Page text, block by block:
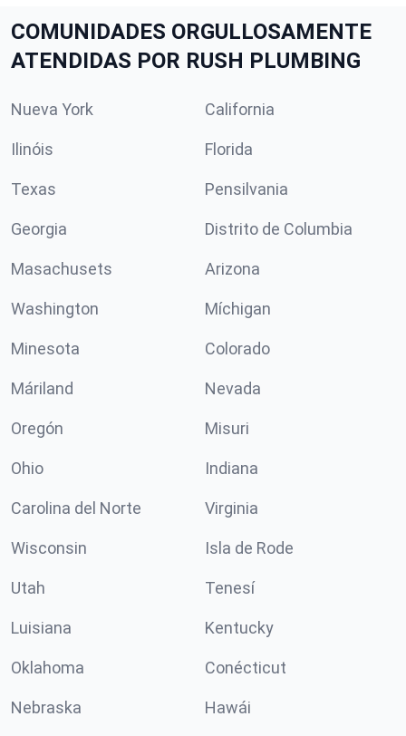
COMUNIDADES ORGULLOSAMENTE
ATENDIDAS POR RUSH PLUMBING
Nueva York California
Ilinóis Florida
Texas Pensilvania
Georgia Distrito de Columbia
Masachusets Arizona
Washington Míchigan
Minesota Colorado
Máriland Nevada
Oregón Misuri
Ohio Indiana
Carolina del Norte Virginia
Wisconsin Isla de Rode
Utah Tenesí
Luisiana Kentucky
Oklahoma Conécticut
Nebraska Hawái